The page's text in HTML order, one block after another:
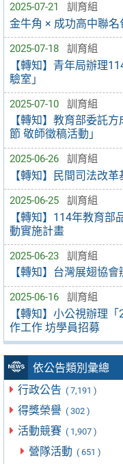
2025-07-21 訓育組
金牛角 × 成功高中聯
2025-07-18 訓育組
【轉知】青年局辦理
驗室」
2025-07-10 訓育組
【轉知】教育部委託
節 敬師徵稿活動」
2025-06-26 訓育組
【轉知】民間司法改
2025-06-25 訓育組
【轉知】114年教育
動實施計畫
2025-06-23 訓育組
【轉知】台灣展翅協
2025-06-16 訓育組
【轉知】小公視辦理
作工作 坊學員招募
依公告類別彙總
行政公告 ( 7,191 )
得獎榮譽 ( 302 )
活動競賽 ( 1,907 )
營隊活動 ( 651 )